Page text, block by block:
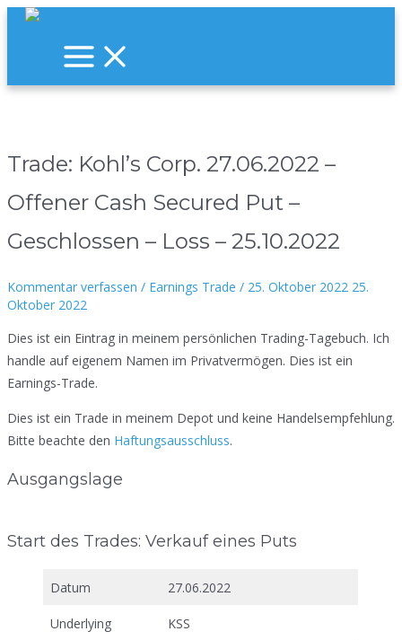
Zum
Main
Menu
Trade: Kohl’s Corp. 27.06.2022 –
Offener Cash Secured Put –
Geschlossen – Loss – 25.10.2022
Kommentar verfassen / Earnings Trade / 25. Oktober 2022 25.
Oktober 2022
Dies ist ein Eintrag in meinem persönlichen Trading-Tagebuch. Ich
handle auf eigenem Namen im Privatvermögen. Dies ist ein
Earnings-Trade.
Dies ist ein Trade in meinem Depot und keine Handelsempfehlung.
Bitte beachte den Haftungsausschluss.
Ausgangslage
Start des Trades: Verkauf eines Puts
Datum 27.06.2022
Underlying KSS